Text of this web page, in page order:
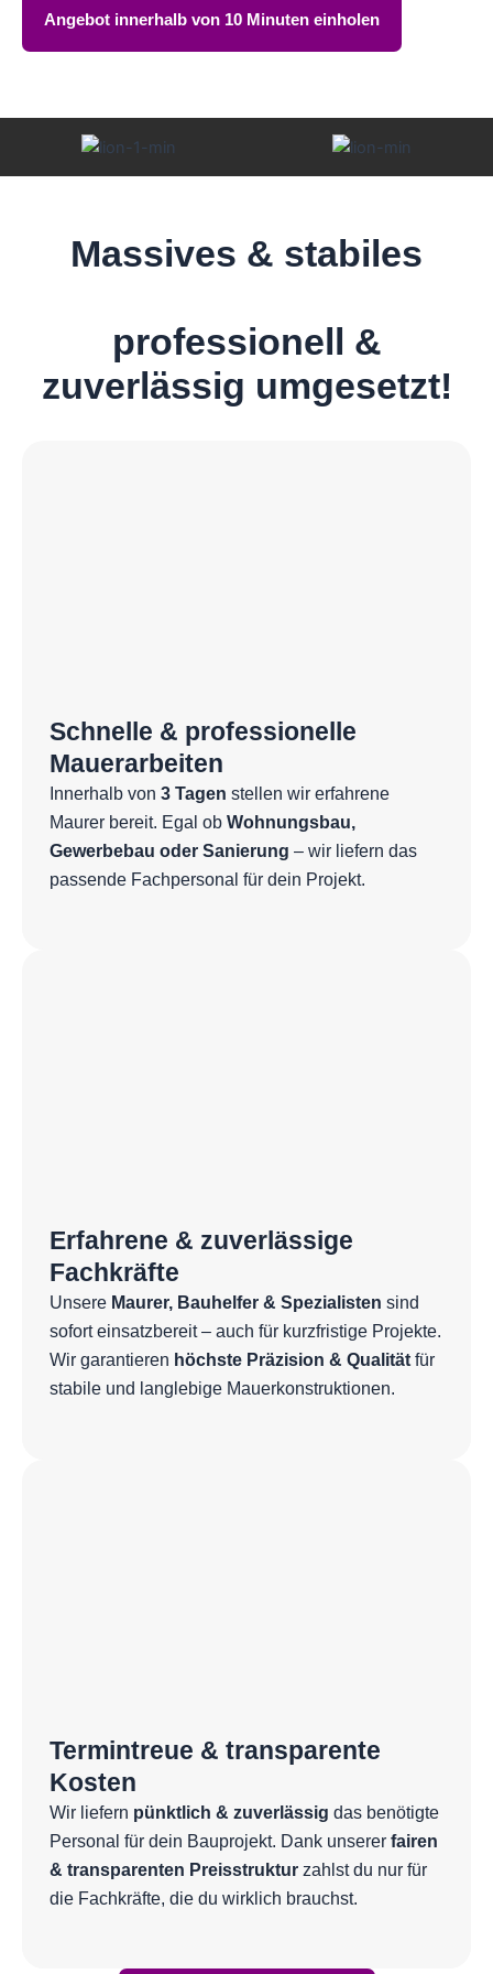
Angebot innerhalb von 10 Minuten einholen
Massives & stabiles
professionell &
zuverlässig umgesetzt!
Schnelle & professionelle
Mauerarbeiten
Innerhalb von 3 Tagen stellen wir erfahrene
Maurer bereit. Egal ob Wohnungsbau,
Gewerbebau oder Sanierung – wir liefern das
passende Fachpersonal für dein Projekt.
Erfahrene & zuverlässige
Fachkräfte
Unsere Maurer, Bauhelfer & Spezialisten sind
sofort einsatzbereit – auch für kurzfristige Projekte.
Wir garantieren höchste Präzision & Qualität für
stabile und langlebige Mauerkonstruktionen.
Termintreue & transparente
Kosten
Wir liefern pünktlich & zuverlässig das benötigte
Personal für dein Bauprojekt. Dank unserer fairen
& transparenten Preisstruktur zahlst du nur für
die Fachkräfte, die du wirklich brauchst.